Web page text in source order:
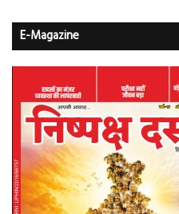
E-Magazine